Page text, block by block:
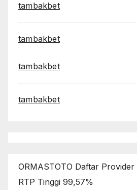
tambakbet
tambakbet
tambakbet
tambakbet
ORMASTOTO Daftar
RTP Tinggi 99,57%